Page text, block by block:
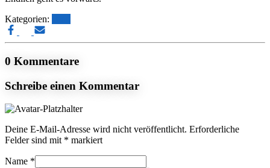
Kategorien:
0 Kommentare
Schreibe einen Kommentar
Deine E-Mail-Adresse wird nicht veröffentlicht. Erforderliche
Felder sind mit * markiert
Name *